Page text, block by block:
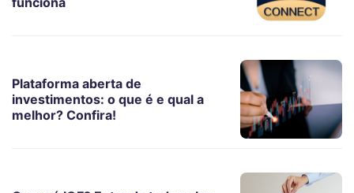
Plataforma aberta de
investimentos: o que é e qual a
melhor? Confira!